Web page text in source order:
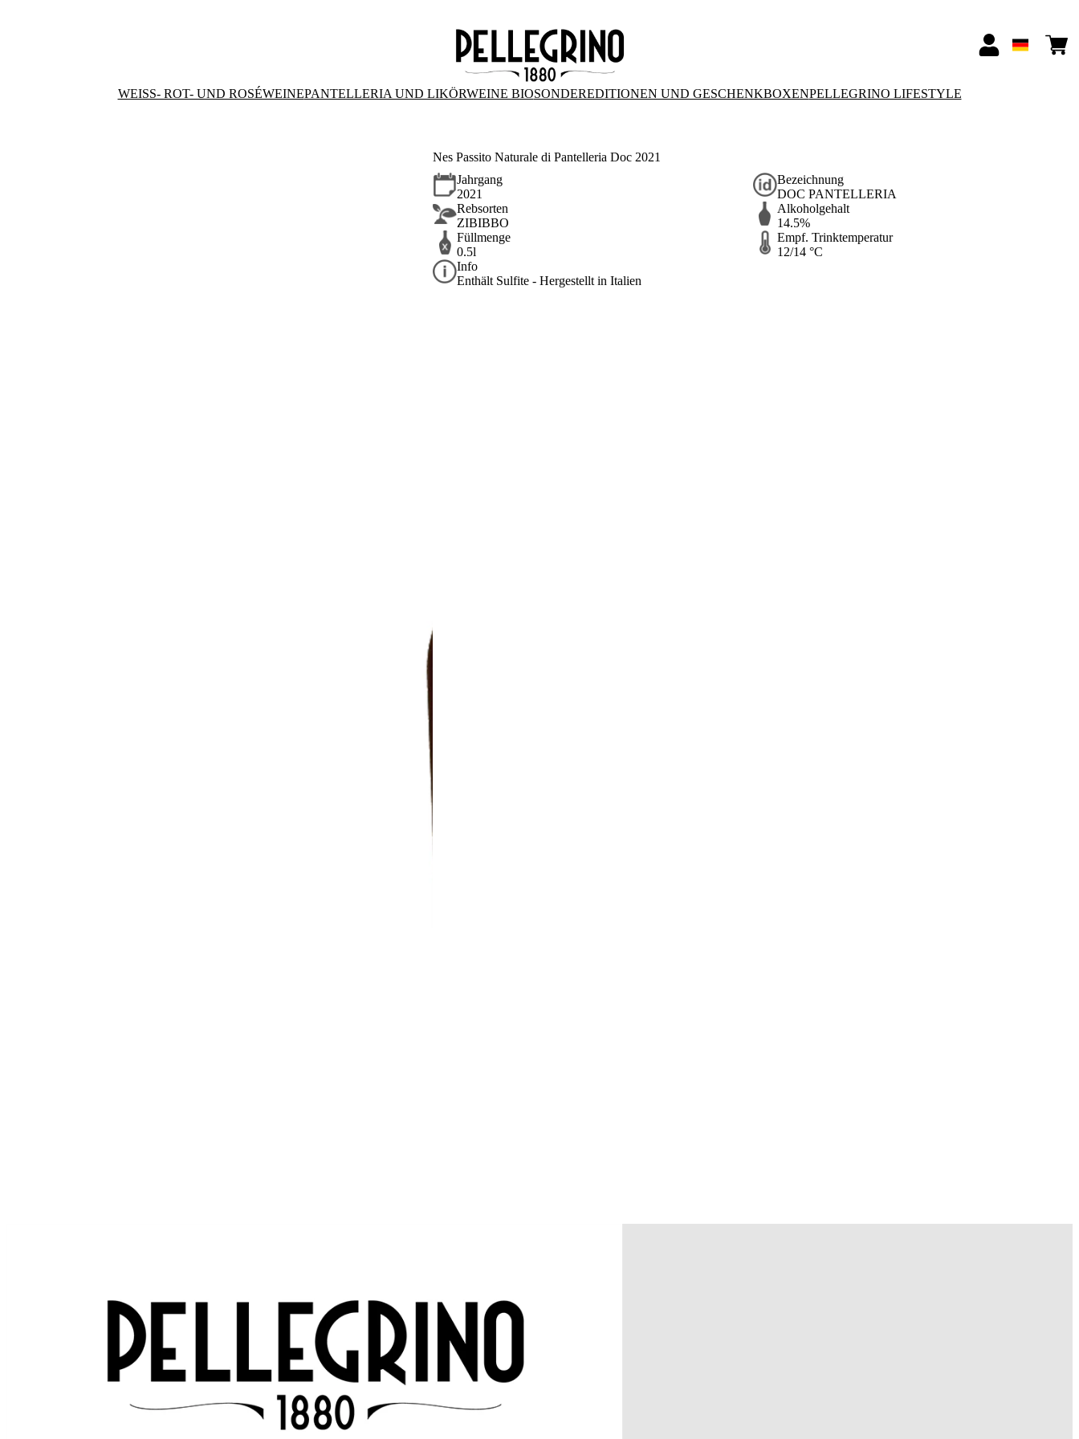
WEISS- ROT- UND ROSÉWEINE PANTELLERIA UND LIKÖRWEINE BIOSONDEREDITIONEN UND GESCHENKBOXENPELLEGRINO LIFESTYLE
Nes Passito Naturale di Pantelleria Doc 2021
Jahrgang
2021
Bezeichnung
DOC PANTELLERIA
Rebsorten
ZIBIBBO
Alkoholgehalt
14.5%
Füllmenge
0.5l
Empf. Trinktemperatur
12/14 °C
Info
Enthält Sulfite - Hergestellt in Italien